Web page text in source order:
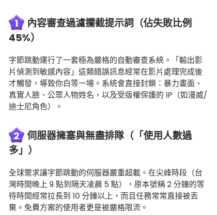
1
內容審查過濾攔截提示詞（佔失敗比例
45%）
字節跳動運行了一套極為嚴格的自動審查系統。「輸出影
片偵測到敏感內容」這類錯誤訊息經常在影片處理完成後
才觸發，導致你白等一場。系統會直接封鎖：暴力畫面、
真實人臉、公眾人物姓名，以及受版權保護的 IP（如漫威/
迪士尼角色）。
2 伺服器擁塞與無盡排隊（「使用人數過
多」）
全球需求讓字節跳動的伺服器嚴重超載。在尖峰時段（台
灣時間晚上 9 點到隔天凌晨 5 點），原本號稱 2 分鐘的等
待時間經常拉長到 10 分鐘以上，而且任務常常直接被丟
棄。免費方案的使用者更是被嚴格限流。